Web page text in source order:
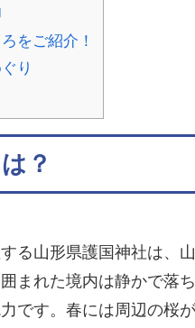
をご紹介！
り
？
る山形県護国神社は、
まれた境内は静かで落
です。春には周辺の桜